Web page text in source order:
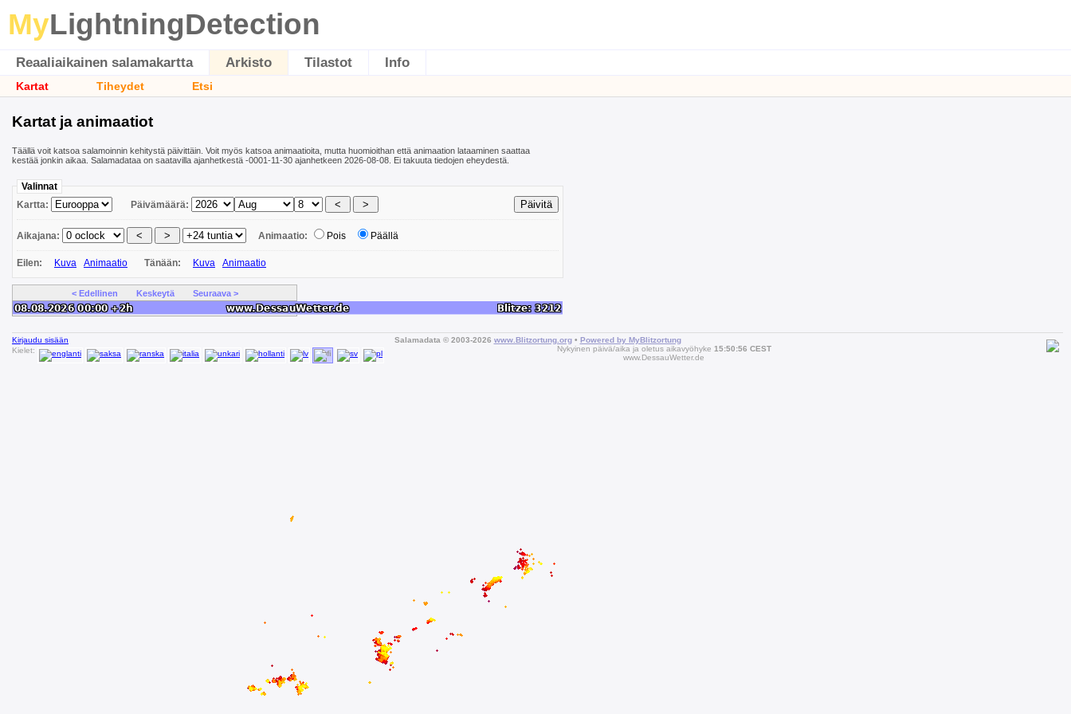
MyLightningDetection
Reaaliaikainen salamakartta Arkisto Tilastot Info
Kartat Tiheydet Etsi
Kartat ja animaatiot
Täällä voit katsoa salamoinnin kehitystä päivittäin. Voit myös katsoa animaatioita, mutta huomioithan että animaation lataaminen saattaa
kestää jonkin aikaa. Salamadataa on saatavilla ajanhetkestä -0001-11-30 ajanhetkeen 2026-08-08. Ei takuuta tiedojen eheydestä.
Valinnat
Kartta:
Päivämäärä:
Aikajana: Animaatio: Pois Päällä
Eilen: Kuva Animaatio Tänään: Kuva Animaatio
< Edellinen Keskeytä Seuraava >
Kirjaudu sisään
Kielet:
Salamadata © 2003-2026 www.Blitzortung.org• Powered by MyBlitzortung
Nykyinen päivä/aika ja oletus aikavyöhyke 15:50:56 CEST
www.DessauWetter.de